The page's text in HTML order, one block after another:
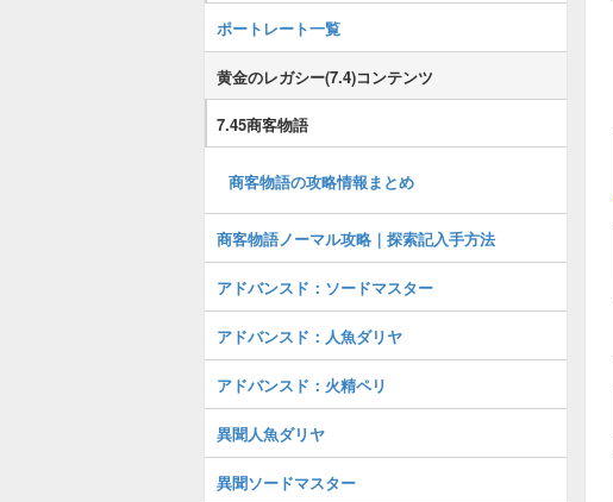
ポートレート一覧
黄金のレガシー(7.4)コンテンツ
7.45商客物語
商客物語の攻略情報まとめ
商客物語ノーマル攻略｜探索記入手方法
アドバンスド：ソードマスター
アドバンスド：人魚ダリヤ
アドバンスド：火精ペリ
異聞人魚ダリヤ
異聞ソードマスター